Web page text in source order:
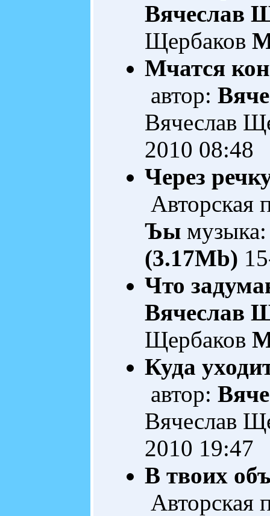
Вячеслав
Щербаков
Мчатся
автор:
Вячеслав
2010 08:48
Через
Авторская
Ъы
(3.17Mb)
Что
Вячеслав
Щербаков
Куда
автор:
Вячеслав
2010 19:47
В твоих
Авторская